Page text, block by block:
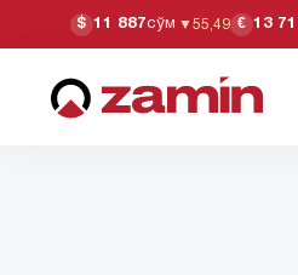
$ 11 887сўм ▼55,49 € 13